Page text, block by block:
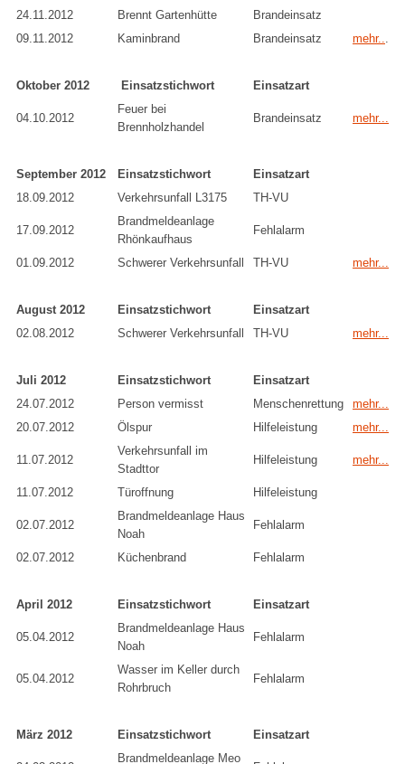
24.11.2012
Brennt Gartenhütte
Brandeinsatz
09.11.2012
Kaminbrand Brandeinsatz mehr...
Oktober 2012 Einsatzstichwort Einsatzart
04.10.2012
Feuer bei
Brennholzhandel
Brandeinsatz mehr...
September 2012 Einsatzstichwort
Einsatzart
18.09.2012
Verkehrsunfall L3175 TH-VU
17.09.2012
Brandmeldeanlage
Rhönkaufhaus
Fehlalarm
01.09.2012 Schwerer Verkehrsunfall TH-VU mehr...
August 2012 Einsatzstichwort
Einsatzart
02.08.2012
Schwerer Verkehrsunfall TH-VU mehr...
Juli 2012 Einsatzstichwort
Einsatzart
24.07.2012
Person vermisst Menschenrettung
mehr...
20.07.2012
Ölspur Hilfeleistung mehr...
11.07.2012
Verkehrsunfall im
Stadttor
Hilfeleistung mehr...
11.07.2012 Türoffnung Hilfeleistung
02.07.2012
Brandmeldeanlage Haus
Noah
Fehlalarm
02.07.2012 Küchenbrand Fehlalarm
April 2012 Einsatzstichwort Einsatzart
05.04.2012
Brandmeldeanlage Haus
Noah
Fehlalarm
05.04.2012
Wasser im Keller durch
Rohrbruch
Fehlalarm
März 2012 Einsatzstichwort Einsatzart
Brandmeldeanlage Meo